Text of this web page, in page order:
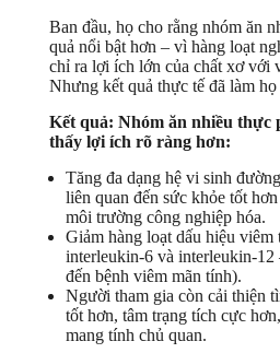
Ban đầu, họ cho rằng nhóm ăn
quả nổi bật hơn – vì hàng loạt
chỉ ra lợi ích lớn của chất xơ với
Nhưng kết quả thực tế đã làm họ
Kết quả: Nhóm ăn nhiều thực
thấy lợi ích rõ ràng hơn:
Tăng đa dạng hệ vi sinh
liên quan đến sức khỏe tốt
môi trường công nghiệp hóa.
Giảm hàng loạt dấu hiệu viêm
interleukin-6 và interleukin-12
đến bệnh viêm mãn tính).
Người tham gia còn cải thiện
tốt hơn, tâm trạng tích cực
mang tính chủ quan.